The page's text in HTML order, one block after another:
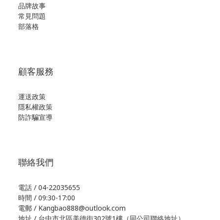
品牌故事
常見問題
部落格
顧客服務
運送政策
隱私權政策
防詐騙宣導
聯絡我們
電話 / 04-22035655
時間 / 09:30-17:00
電郵 / Kangbao888@outlook.com